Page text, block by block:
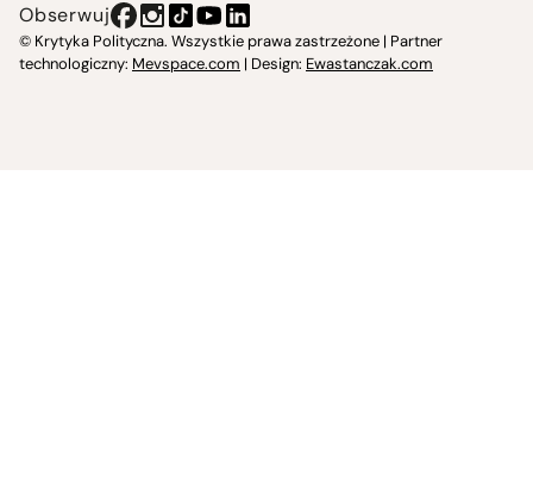
Instytut Krytyki Politycznej
Obserwuj
© Krytyka Polityczna. Wszystkie prawa zastrzeżone | Partner
technologiczny: Mevspace.com | Design: Ewastanczak.com